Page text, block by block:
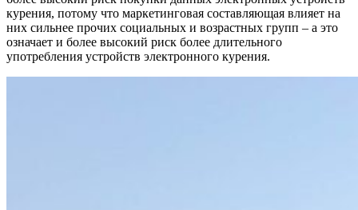
курения, потому что маркетинговая составляющая влияет на
них сильнее прочих социальных и возрастных групп – а это
означает и более высокий риск более длительного
употребления устройств электронного курения.